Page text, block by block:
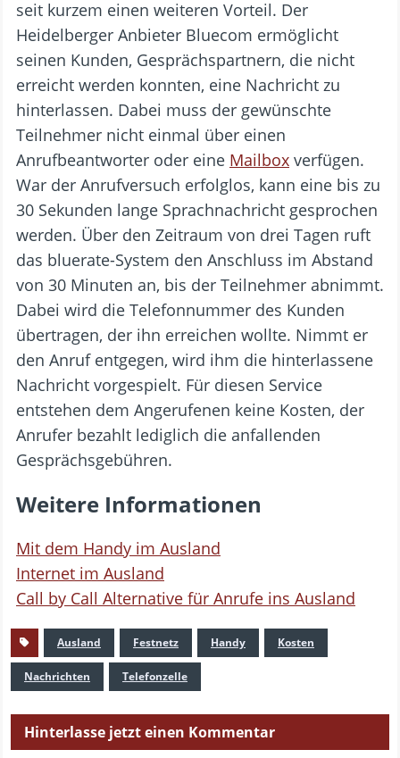
seit kurzem einen weiteren Vorteil. Der
Heidelberger Anbieter Bluecom ermöglicht
seinen Kunden, Gesprächspartnern, die nicht
erreicht werden konnten, eine Nachricht zu
hinterlassen. Dabei muss der gewünschte
Teilnehmer nicht einmal über einen
Anrufbeantworter oder eine Mailbox verfügen.
War der Anrufversuch erfolglos, kann eine bis zu
30 Sekunden lange Sprachnachricht gesprochen
werden. Über den Zeitraum von drei Tagen ruft
das bluerate-System den Anschluss im Abstand
von 30 Minuten an, bis der Teilnehmer abnimmt.
Dabei wird die Telefonnummer des Kunden
übertragen, der ihn erreichen wollte. Nimmt er
den Anruf entgegen, wird ihm die hinterlassene
Nachricht vorgespielt. Für diesen Service
entstehen dem Angerufenen keine Kosten, der
Anrufer bezahlt lediglich die anfallenden
Gesprächsgebühren.
Weitere Informationen
Mit dem Handy im Ausland
Internet im Ausland
Call by Call Alternative für Anrufe ins Ausland
Ausland Festnetz Handy Kosten
Nachrichten Telefonzelle
Hinterlasse jetzt einen Kommentar